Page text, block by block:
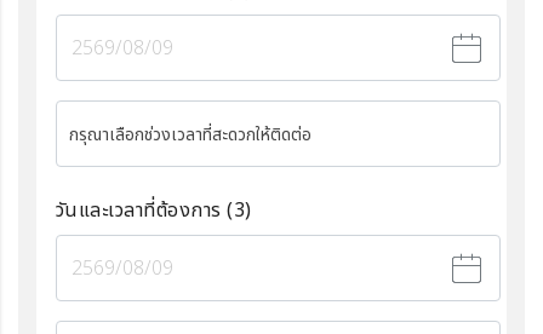
กรุณาเลือกช่วงเวลาที่สะดวกให้ติดต่อ
วันและเวลาที่ต้องการ (3)